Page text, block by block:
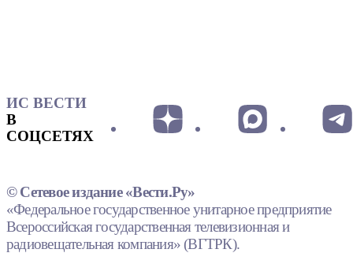
ИС ВЕСТИ
В
СОЦСЕТЯХ
© Сетевое издание «Вести.Ру»
«Федеральное государственное унитарное предприятие
Всероссийская государственная телевизионная и
радиовещательная компания» (ВГТРК).